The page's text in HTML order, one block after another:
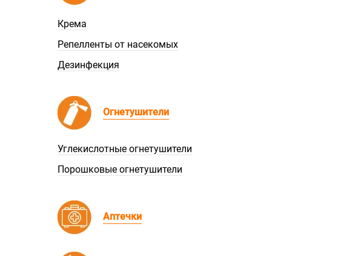
Крема
Репелленты от насекомых
Дезинфекция
Огнетушители
Углекислотные огнетушители
Порошковые огнетушители
Аптечки